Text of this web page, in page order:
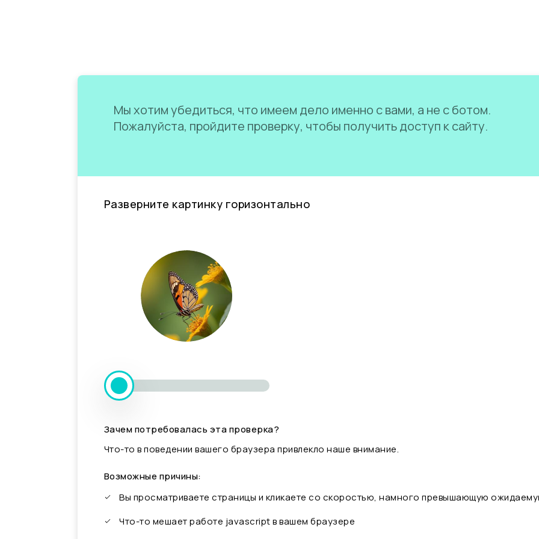
Мы хотим убедиться, что имеем дело именно с вами, а не с ботом.
Пожалуйста, пройдите проверку, чтобы получить доступ к сайту.
Разверните картинку горизонтально
Зачем потребовалась эта проверка?
Что-то в поведении вашего браузера привлекло наше внимание.
Возможные причины:
Вы просматриваете страницы и кликаете со скоростью, намного превышающую
Что-то мешает работе javascript в вашем браузере